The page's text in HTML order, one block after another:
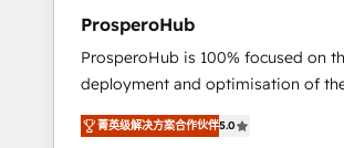
ProsperoHub
ProsperoHub is 100% focused on
deployment and optimisation of
HubSpot CRM platform. Our highly
experienced team of solutions
菁英级解决方案合作伙伴5.0